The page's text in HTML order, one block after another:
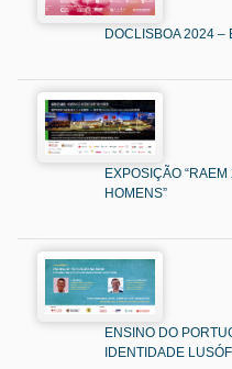
DOCLISBOA 2024 –
EXPOSIÇÃO
HOMENS”
ENSINO DO
IDENTIDADE